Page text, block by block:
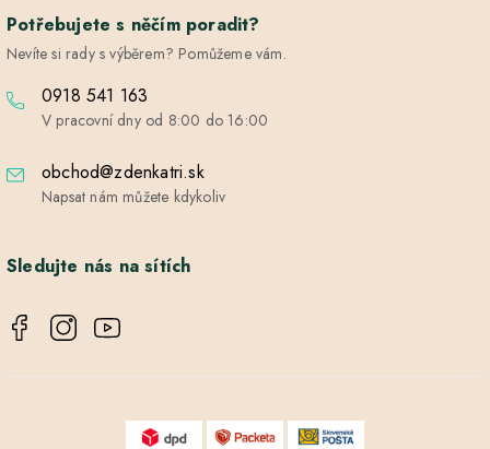
Potřebujete s něčím poradit?
Nevíte si rady s výběrem? Pomůžeme vám.
0918 541 163
V pracovní dny od 8:00 do 16:00
obchod@zdenkatri.sk
Napsat nám můžete kdykoliv
Sledujte nás na sítích